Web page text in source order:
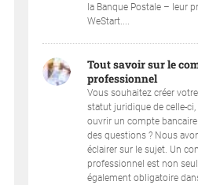
la Banque Postale – leur
WeStart....
Tout savoir sur le
professionnel
Vous souhaitez créer
statut juridique de celle-
ouvrir un compte
des questions ? Nous
éclairer sur le sujet. Un
professionnel est non
également obligatoire